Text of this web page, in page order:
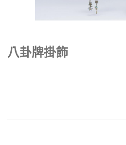
八卦牌掛飾